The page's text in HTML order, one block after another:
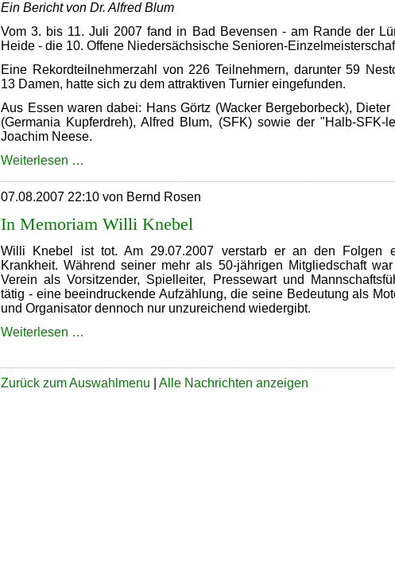
Ein Bericht von Dr. Alfred Blum
Vom 3. bis 11. Juli 2007 fand in Bad Bevensen - am Rande der
Heide - die 10. Offene Niedersächsische Senioren-
Eine Rekordteilnehmerzahl von 226 Teilnehmern, darunter 59
13 Damen, hatte sich zu dem attraktiven Turnier eingefunden.
Aus Essen waren dabei: Hans Görtz (Wacker Bergeborbeck), Dieter
(Germania Kupferdreh), Alfred Blum, (SFK) sowie der "Halb-SFK-
Joachim Neese.
Weiterlesen …
Lüneburger
Heide
07.08.2007 22:10 von Bernd Rosen
In Memoriam Willi Knebel
Willi Knebel ist tot. Am 29.07.2007 verstarb er an den Folgen
Krankheit. Während seiner mehr als 50-jährigen Mitgliedschaft
Verein als Vorsitzender, Spielleiter, Pressewart und
tätig - eine beeindruckende Aufzählung, die seine Bedeutung als
und Organisator dennoch nur unzureichend wiedergibt.
Weiterlesen …
Zurück zum Auswahlmenu |Alle Nachrichten anzeigen